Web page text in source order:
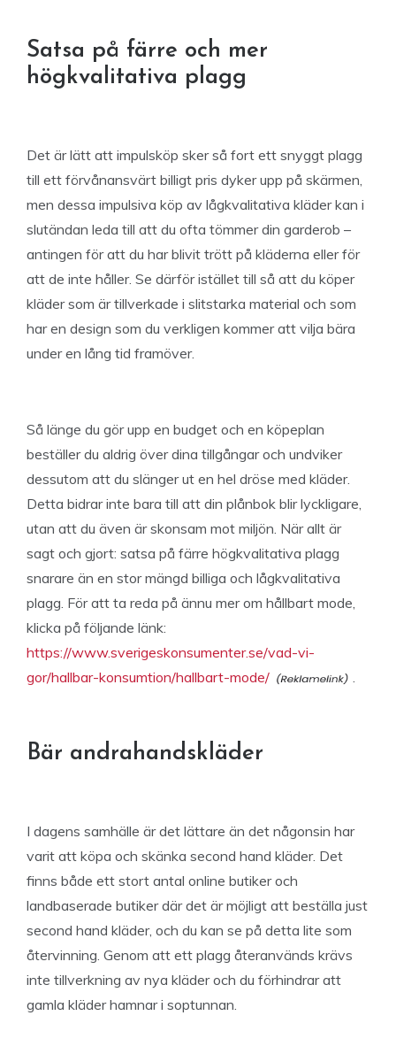
Satsa på färre och mer
högkvalitativa plagg
Det är lätt att impulsköp sker så fort ett snyggt plagg
till ett förvånansvärt billigt pris dyker upp på skärmen,
men dessa impulsiva köp av lågkvalitativa kläder kan i
slutändan leda till att du ofta tömmer din garderob –
antingen för att du har blivit trött på kläderna eller för
att de inte håller. Se därför istället till så att du köper
kläder som är tillverkade i slitstarka material och som
har en design som du verkligen kommer att vilja bära
under en lång tid framöver.
Så länge du gör upp en budget och en köpeplan
beställer du aldrig över dina tillgångar och undviker
dessutom att du slänger ut en hel dröse med kläder.
Detta bidrar inte bara till att din plånbok blir lyckligare,
utan att du även är skonsam mot miljön. När allt är
sagt och gjort: satsa på färre högkvalitativa plagg
snarare än en stor mängd billiga och lågkvalitativa
plagg. För att ta reda på ännu mer om hållbart mode,
klicka på följande länk:
https://www.sverigeskonsumenter.se/vad-vi-
gor/hallbar-konsumtion/hallbart-mode/
.
Bär andrahandskläder
I dagens samhälle är det lättare än det någonsin har
varit att köpa och skänka second hand kläder. Det
finns både ett stort antal online butiker och
landbaserade butiker där det är möjligt att beställa just
second hand kläder, och du kan se på detta lite som
återvinning. Genom att ett plagg återanvänds krävs
inte tillverkning av nya kläder och du förhindrar att
gamla kläder hamnar i soptunnan.